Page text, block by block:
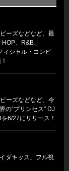
ーズなどなど、最
、R&B、
ィシャル・コンピ
ーズなどなど、今
の“プリンセス” DJ
6/27にリリース！
ダキッス」フル視